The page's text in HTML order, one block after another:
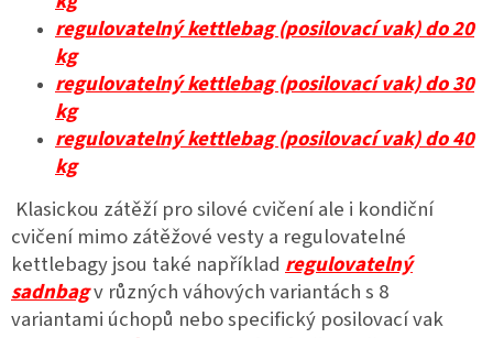
regulovatelný kettlebag (posilovací vak) do 20
kg
regulovatelný kettlebag (posilovací vak) do 30
kg
regulovatelný kettlebag (posilovací vak) do 40
kg
Klasickou zátěží pro silové cvičení ale i kondiční
cvičení mimo zátěžové vesty a regulovatelné
kettlebagy jsou také například regulovatelný
sadnbagv různých váhových variantách s 8
variantami úchopů nebo specifický posilovací vak